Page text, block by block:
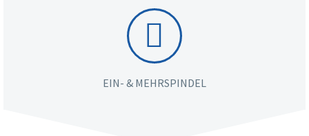


EIN- & MEHRSPINDEL